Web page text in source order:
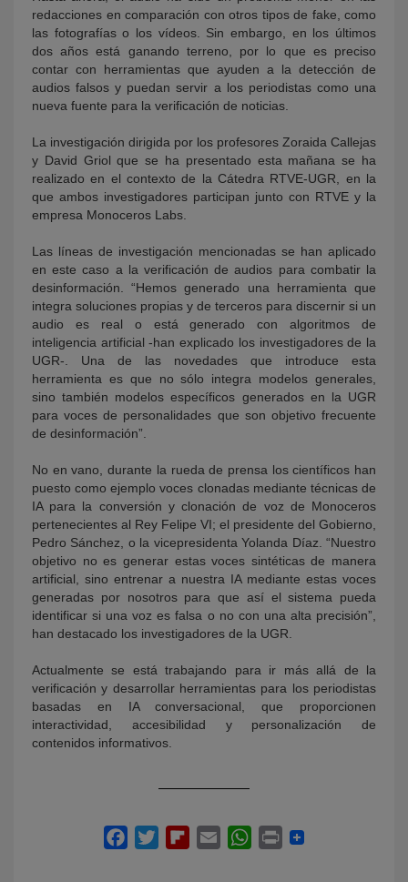
redacciones en comparación con otros tipos de fake, como
las fotografías o los vídeos. Sin embargo, en los últimos
dos años está ganando terreno, por lo que es preciso
contar con herramientas que ayuden a la detección de
audios falsos y puedan servir a los periodistas como una
nueva fuente para la verificación de noticias.
La investigación dirigida por los profesores Zoraida Callejas
y David Griol que se ha presentado esta mañana se ha
realizado en el contexto de la Cátedra RTVE-UGR, en la
que ambos investigadores participan junto con RTVE y la
empresa Monoceros Labs.
Las líneas de investigación mencionadas se han aplicado
en este caso a la verificación de audios para combatir la
desinformación. “Hemos generado una herramienta que
integra soluciones propias y de terceros para discernir si un
audio es real o está generado con algoritmos de
inteligencia artificial -han explicado los investigadores de la
UGR-. Una de las novedades que introduce esta
herramienta es que no sólo integra modelos generales,
sino también modelos específicos generados en la UGR
para voces de personalidades que son objetivo frecuente
de desinformación”.
No en vano, durante la rueda de prensa los científicos han
puesto como ejemplo voces clonadas mediante técnicas de
IA para la conversión y clonación de voz de Monoceros
pertenecientes al Rey Felipe VI; el presidente del Gobierno,
Pedro Sánchez, o la vicepresidenta Yolanda Díaz. “Nuestro
objetivo no es generar estas voces sintéticas de manera
artificial, sino entrenar a nuestra IA mediante estas voces
generadas por nosotros para que así el sistema pueda
identificar si una voz es falsa o no con una alta precisión”,
han destacado los investigadores de la UGR.
Actualmente se está trabajando para ir más allá de la
verificación y desarrollar herramientas para los periodistas
basadas en IA conversacional, que proporcionen
interactividad, accesibilidad y personalización de
contenidos informativos.